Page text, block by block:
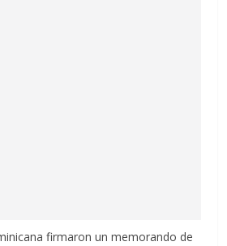
firmaron un memorando de